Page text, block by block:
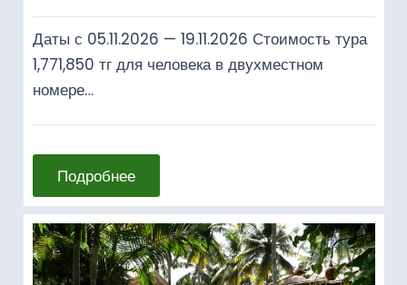
Даты с 05.11.2026 — 19.11.2026 Стоимость тура
1,771,850 тг для человека в двухместном
номере…
Подробнее